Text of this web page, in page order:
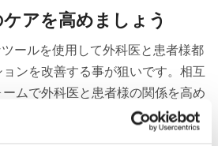
アを高めましょう
ールを使用して外科医と患者様都
ンを改善する事が狙いです。相互
ムで外科医と患者様の関係を高め